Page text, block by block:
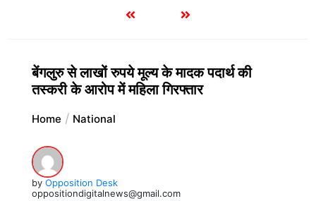
बेंगलुरु से लाखों रुपये मूल्य के मादक पदार्थ की
तस्करी के आरोप में महिला गिरफ्तार
Home National
by Opposition Desk
oppositiondigitalnews@gmail.com